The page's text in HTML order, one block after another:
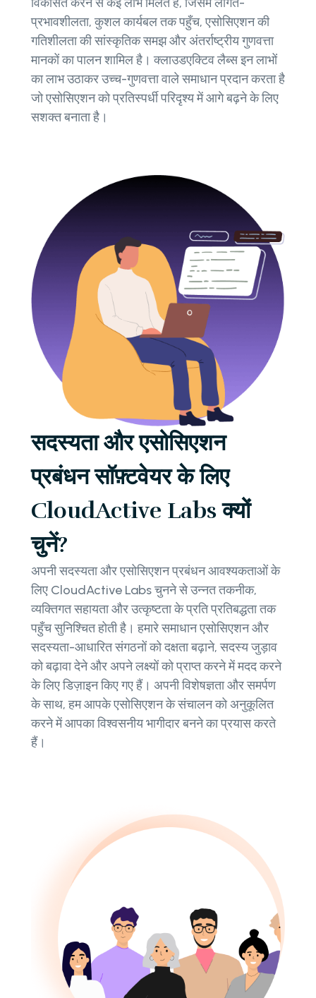
प्रभावशीलता, कुशल कार्यबल तक पहुँच, एसोसिएशन की
गतिशीलता की सांस्कृतिक समझ और अंतर्राष्ट्रीय गुणवत्ता
मानकों का पालन शामिल है। क्लाउडएक्टिव लैब्स इन लाभों
का लाभ उठाकर उच्च-गुणवत्ता वाले समाधान प्रदान करता है
जो एसोसिएशन को प्रतिस्पर्धी परिदृश्य में आगे बढ़ने के लिए
सशक्त बनाता है।
सदस्यता और एसोसिएशन
प्रबंधन सॉफ़्टवेयर के लिए
CloudActive Labs क्यों
चुनें?
अपनी सदस्यता और एसोसिएशन प्रबंधन आवश्यकताओं के
लिए CloudActive Labs चुनने से उन्नत तकनीक,
व्यक्तिगत सहायता और उत्कृष्टता के प्रति प्रतिबद्धता तक
पहुँच सुनिश्चित होती है। हमारे समाधान एसोसिएशन और
सदस्यता-आधारित संगठनों को दक्षता बढ़ाने, सदस्य जुड़ाव
को बढ़ावा देने और अपने लक्ष्यों को प्राप्त करने में मदद करने
के लिए डिज़ाइन किए गए हैं। अपनी विशेषज्ञता और समर्पण
के साथ, हम आपके एसोसिएशन के संचालन को अनुकूलित
करने में आपका विश्वसनीय भागीदार बनने का प्रयास करते
हैं।